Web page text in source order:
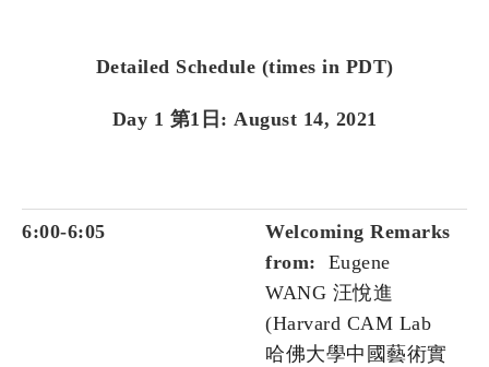
Detailed Schedule (times in PDT)
Day 1 第1日: August 14, 2021
6:00-6:05
Welcoming Remarks
from: Eugene
WANG 汪悅進
(Harvard CAM Lab
哈佛大學中國藝術實